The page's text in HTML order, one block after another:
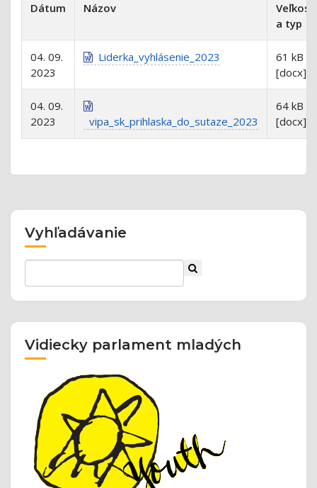
Dátum Názov
Veľkosť
a typ
04. 09.
2023
Liderka_vyhlásenie_2023
61 kB
[docx]
04. 09.
2023
vipa_sk_prihlaska_do_sutaze_2023
64 kB
[docx]
Vyhľadávanie
Vidiecky parlament mladých